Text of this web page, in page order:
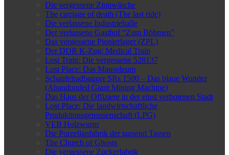
Die vergessene Zinnwäsche
The carriage of death (The last ride)
Die verlassene Industriehalle
Der verlassene Gasthof “Zum Böhmen”
Das vergessene Pionierlager (ZPL)
Der DDR K-Zug/ Medical Train
Lost Train: Die vergessene 528137
Lost Place: Das Mausoleum
Schaufelradbagger SRs 1500 – Das blaue Wunder
(Abandonded Giant Mining Machine)
Das Haus der Offiziere in der einst verbotenen Stadt
Lost Place: Die landwirtschaftliche
Produktionsgenossenschaft (LPG)
VEB Holzwurm
Die Porzellanfabrik der tausend Tassen
The Church of Ghosts
Die vergessene Zuckerfabrik